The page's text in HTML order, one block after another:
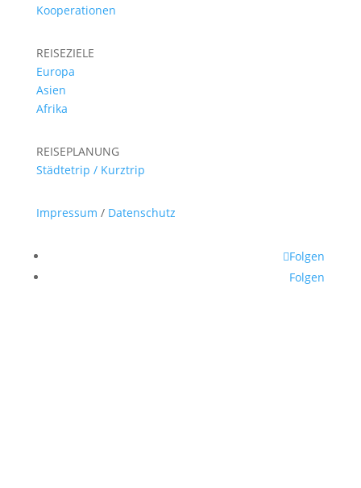
Kooperationen
REISEZIELE
Europa
Asien
Afrika
REISEPLANUNG
Städtetrip / Kurztrip
Impressum / Datenschutz
Folgen
Folgen